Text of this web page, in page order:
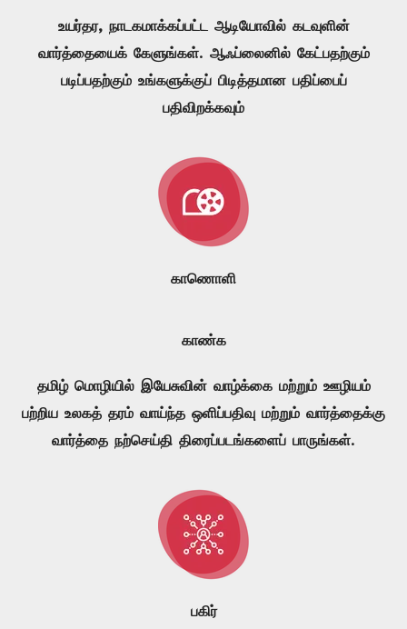
உயர்தர, நாடகமாக்கப்பட்ட ஆடியோவில் கடவுளின்
வார்த்தையைக் கேளுங்கள். ஆஃப்லைனில் கேட்பதற்கும்
படிப்பதற்கும் உங்களுக்குப் பிடித்தமான பதிப்பைப்
பதிவிறக்கவும்
காணொளி
காண்க
தமிழ் மொழியில் இயேசுவின் வாழ்க்கை மற்றும் ஊழியம்
பற்றிய உலகத் தரம் வாய்ந்த ஒளிப்பதிவு மற்றும் வார்த்தைக்கு
வார்த்தை நற்செய்தி திரைப்படங்களைப் பாருங்கள்.
பகிர்